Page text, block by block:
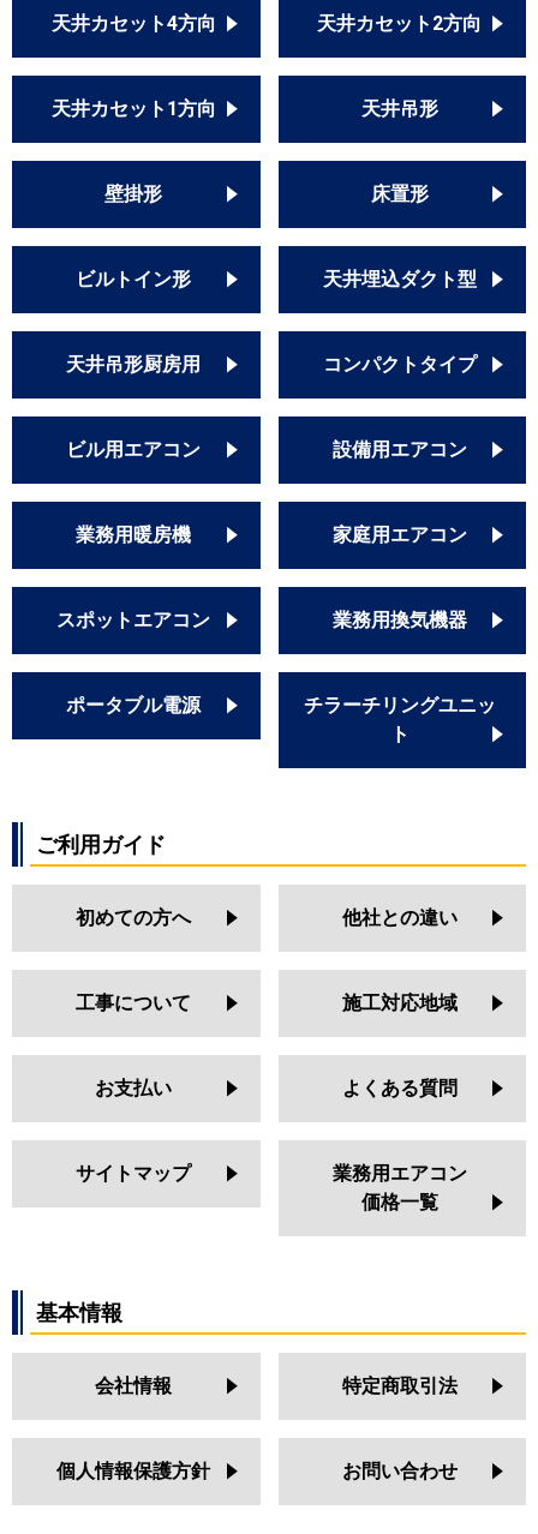
天井カセット4方向 天井カセット2方向
天井カセット1方向 天井吊形
壁掛形 床置形
ビルトイン形 天井埋込ダクト型
天井吊形厨房用 コンパクトタイプ
ビル用エアコン 設備用エアコン
業務用暖房機 家庭用エアコン
スポットエアコン 業務用換気機器
ポータブル電源
チラーチリングユニッ
ト
ご利用ガイド
初めての方へ 他社との違い
工事について 施工対応地域
お支払い よくある質問
サイトマップ
業務用エアコン
価格一覧
基本情報
会社情報 特定商取引法
個人情報保護方針 お問い合わせ